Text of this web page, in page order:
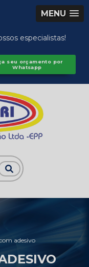
MENU
especialistas!
seu orçamento por
Whatsapp
adesivo